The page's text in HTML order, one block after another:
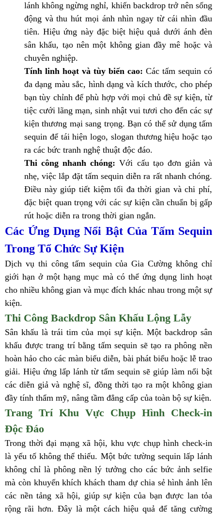
lánh không ngừng nghỉ, khiến backdrop trở nên sống
động và thu hút mọi ánh nhìn ngay từ cái nhìn đầu
tiên. Hiệu ứng này đặc biệt hiệu quả dưới ánh đèn
sân khấu, tạo nên một không gian đầy mê hoặc và
chuyên nghiệp.
Tính linh hoạt và tùy biến cao: Các tấm sequin có
đa dạng màu sắc, hình dạng và kích thước, cho phép
bạn tùy chỉnh để phù hợp với mọi chủ đề sự kiện, từ
tiệc cưới lãng mạn, sinh nhật vui tươi cho đến các sự
kiện thương mại sang trọng. Bạn có thể sử dụng tấm
sequin để tái hiện logo, slogan thương hiệu hoặc tạo
ra các bức tranh nghệ thuật độc đáo.
Thi công nhanh chóng:Với cấu tạo đơn giản và
nhẹ, việc lắp đặt tấm sequin diễn ra rất nhanh chóng.
Điều này giúp tiết kiệm tối đa thời gian và chi phí,
đặc biệt quan trọng với các sự kiện cần chuẩn bị gấp
rút hoặc diễn ra trong thời gian ngắn.
Các Ứng Dụng Nổi Bật Của Tấm Sequin
Trong Tổ Chức Sự Kiện
Dịch vụ thi công tấm sequin của Gia Cường không chỉ
giới hạn ở một hạng mục mà có thể ứng dụng linh hoạt
cho nhiều không gian và mục đích khác nhau trong một sự
kiện.
Thi Công Backdrop Sân Khấu Lộng Lẫy
Sân khấu là trái tim của mọi sự kiện. Một backdrop sân
khấu được trang trí bằng tấm sequin sẽ tạo ra phông nền
hoàn hảo cho các màn biểu diễn, bài phát biểu hoặc lễ trao
giải. Hiệu ứng lấp lánh từ tấm sequin sẽ giúp làm nổi bật
các diễn giả và nghệ sĩ, đồng thời tạo ra một không gian
đầy tính thẩm mỹ, nâng tầm đẳng cấp của toàn bộ sự kiện.
Trang Trí Khu Vực Chụp Hình Check-in
Độc Đáo
Trong thời đại mạng xã hội, khu vực chụp hình check-in
là yếu tố không thể thiếu. Một bức tường sequin lấp lánh
không chỉ là phông nền lý tưởng cho các bức ảnh selfie
mà còn khuyến khích khách tham dự chia sẻ hình ảnh lên
các nền tảng xã hội, giúp sự kiện của bạn được lan tỏa
rộng rãi hơn. Đây là một cách hiệu quả để tăng cường